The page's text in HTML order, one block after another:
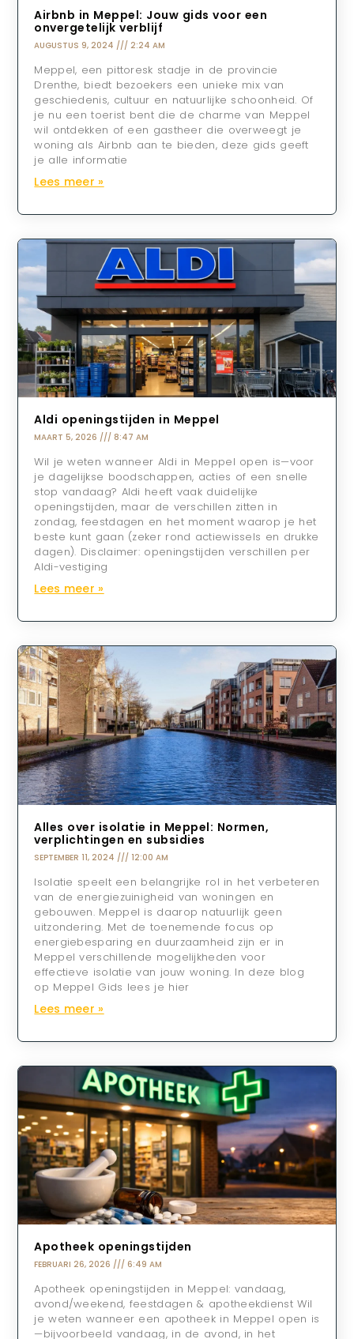
Airbnb in Meppel: Jouw gids voor een
onvergetelijk verblijf
AUGUSTUS 9, 2024 2:24 AM
Meppel, een pittoresk stadje in de provincie
Drenthe, biedt bezoekers een unieke mix van
geschiedenis, cultuur en natuurlijke schoonheid. Of
je nu een toerist bent die de charme van Meppel
wil ontdekken of een gastheer die overweegt je
woning als Airbnb aan te bieden, deze gids geeft
je alle informatie
Lees meer »
Aldi openingstijden in Meppel
MAART 5, 2026 8:47 AM
Wil je weten wanneer Aldi in Meppel open is—voor
je dagelijkse boodschappen, acties of een snelle
stop vandaag? Aldi heeft vaak duidelijke
openingstijden, maar de verschillen zitten in
zondag, feestdagen en het moment waarop je het
beste kunt gaan (zeker rond actiewissels en drukke
dagen). Disclaimer: openingstijden verschillen per
Aldi-vestiging
Lees meer »
Alles over isolatie in Meppel: Normen,
verplichtingen en subsidies
SEPTEMBER 11, 2024 12:00 AM
Isolatie speelt een belangrijke rol in het verbeteren
van de energiezuinigheid van woningen en
gebouwen. Meppel is daarop natuurlijk geen
uitzondering. Met de toenemende focus op
energiebesparing en duurzaamheid zijn er in
Meppel verschillende mogelijkheden voor
effectieve isolatie van jouw woning. In deze blog
op Meppel Gids lees je hier
Lees meer »
Apotheek openingstijden
FEBRUARI 26, 2026 6:49 AM
Apotheek openingstijden in Meppel: vandaag,
avond/weekend, feestdagen & apotheekdienst Wil
je weten wanneer een apotheek in Meppel open is
—bijvoorbeeld vandaag, in de avond, in het